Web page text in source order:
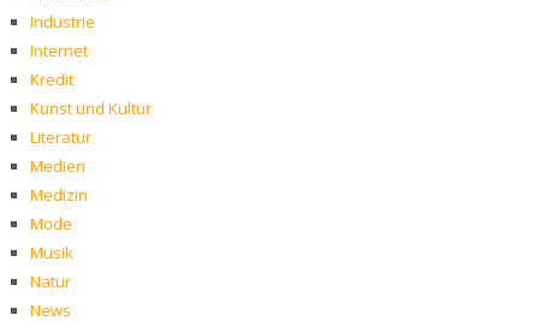
Industrie
Internet
Kredit
Kunst und Kultur
Literatur
Medien
Medizin
Mode
Musik
Natur
News